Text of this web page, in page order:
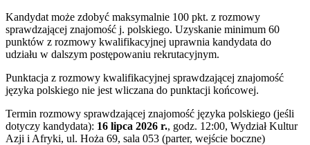
Kandydat może zdobyć maksymalnie 100 pkt. z rozmowy
sprawdzającej znajomość j. polskiego. Uzyskanie minimum 60
punktów z rozmowy kwalifikacyjnej uprawnia kandydata do
udziału w dalszym postępowaniu rekrutacyjnym.
Punktacja z rozmowy kwalifikacyjnej sprawdzającej znajomość
języka polskiego nie jest wliczana do punktacji końcowej.
Termin rozmowy sprawdzającej znajomość języka polskiego (jeśli
dotyczy kandydata): 16 lipca 2026 r., godz. 12:00, Wydział Kultur
Azji i Afryki, ul. Hoża 69, sala 053 (parter, wejście boczne)